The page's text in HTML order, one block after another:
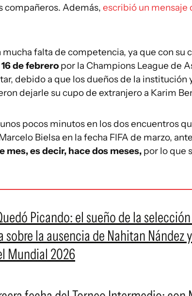
compañeros. Además, escribió un mensaje
mucha falta de competencia, ya que con su
de febrero por la Champions League de
debido a que los dueños de la institución
dejarle su cupo de extranjero a Karim
pocos minutos en los dos encuentros
Bielsa en la fecha FIFA de marzo,
mes, es decir, hace dos meses, por lo que
Picando: el sueño de la
sobre la ausencia de Nahitan Nández
Mundial 2026